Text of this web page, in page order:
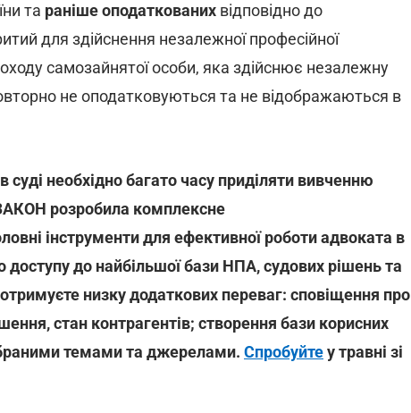
та раніше оподаткованих відповідно до
для здійснення незалежної професійної
самозайнятої особи, яка здійснює незалежну
не оподатковуються та не відображаються в
суді необхідно багато часу приділяти вивченню
розробила комплексне
інструменти для ефективної роботи адвоката в
до найбільшої бази НПА, судових рішень та
низку додаткових переваг: сповіщення про
стан контрагентів; створення бази корисних
темами та джерелами. Спробуйтеу травні зі